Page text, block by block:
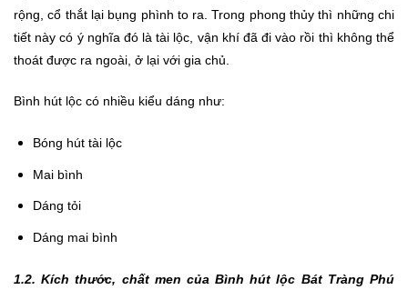
rộng, cổ thắt lại bụng phình to ra. Trong phong thủy thì những chi
tiết này có ý nghĩa đó là tài lộc, vận khí đã đi vào rồi thì không thể
thoát được ra ngoài, ở lại với gia chủ.
Bình hút lộc có nhiều kiểu dáng như:
Bóng hút tài lộc
Mai bình
Dáng tỏi
Dáng mai bình
1.2. Kích thước, chất men của Bình hút lộc Bát Tràng Phú